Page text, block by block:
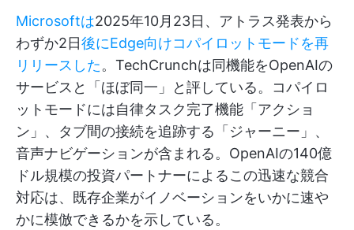
Microsoftは2025年10月23日、アトラス発表から
わずか2日後にEdge向けコパイロットモードを再
リリースした。TechCrunchは同機能をOpenAIの
サービスと「ほぼ同一」と評している。コパイロ
ットモードには自律タスク完了機能「アクショ
ン」、タブ間の接続を追跡する「ジャーニー」、
音声ナビゲーションが含まれる。OpenAIの140億
ドル規模の投資パートナーによるこの迅速な競合
対応は、既存企業がイノベーションをいかに速や
かに模倣できるかを示している。